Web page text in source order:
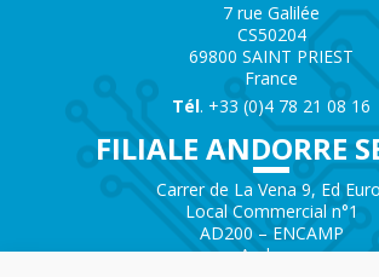
7 rue Galilée
CS50204
69800 SAINT PRIEST
France
Tél. +33 (0)4 78 21 08 16
FILIALE ANDORRE
Carrer de La Vena 9, Ed Euro
Local Commercial n°1
AD200 – ENCAMP
Andorra